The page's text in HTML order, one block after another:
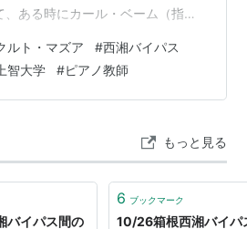
ある時にカール・ベーム（指揮
お稽古を止めてチェロを始めた
ラシック音楽に目覚めたのもカー
ひょっとしたら昭和30年代から40
響を受けている人が多いかもしれ
ちらが多いのかはワカ…
ルト・マズア #西湘バイパス
上智大学 #ピアノ教師
もっと見る
バイパス間の
6 ブックマーク
10/26箱根西湘バイパ